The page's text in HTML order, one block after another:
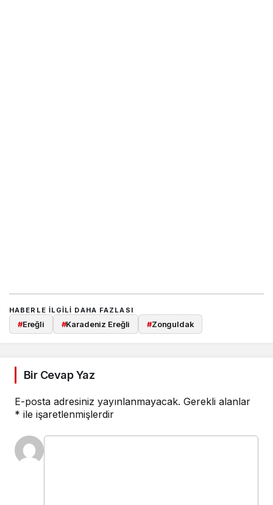
HABERLE ILGILI DAHA FAZLASI
#Ereğli #Karadeniz Ereğli #Zonguldak
Bir Cevap Yaz
E-posta adresiniz yayınlanmayacak. Gerekli alanlar
* ile işaretlenmişlerdir